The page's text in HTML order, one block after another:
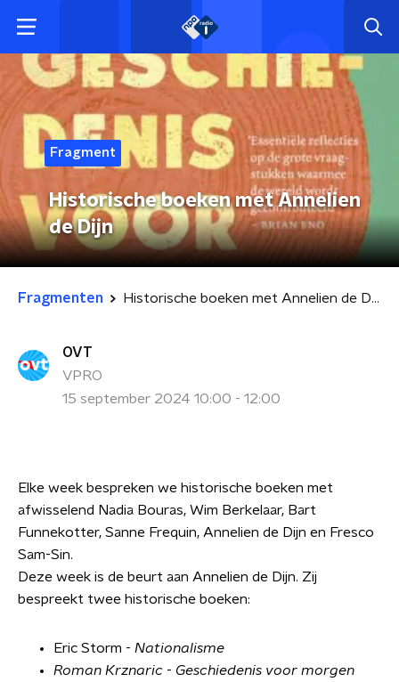
Fragment
Historische boeken met Annelien
de Dijn
Fragmenten Historische boeken met Annelien de Dijn
OVT
VPRO
15 september 2024 10:00 - 12:00
Elke week bespreken we historische boeken met
afwisselend Nadia Bouras, Wim Berkelaar, Bart
Funnekotter, Sanne Frequin, Annelien de Dijn en Fresco
Sam-Sin.
Deze week is de beurt aan Annelien de Dijn. Zij
bespreekt twee historische boeken:
Eric Storm - Nationalisme
Roman Krznaric - Geschiedenis voor morgen